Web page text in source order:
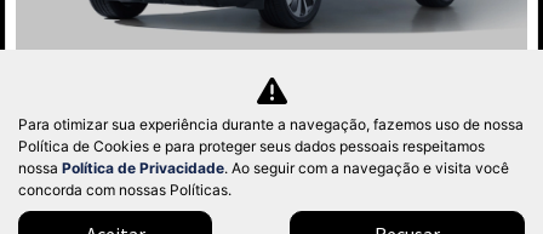
mp
BYD
BYD SONG PLUS PREMIUM 1.5 DM-I TURBO HÍBRIDO AWD
AUTOMÁTICO 2026
Dealer BYD - Nações Unidas
Para otimizar sua experiência durante a navegação, fazemos uso de nossa
Política de Cookies e para proteger seus dados pessoais respeitamos
nossa Política de Privacidade. Ao seguir com a navegação e visita você
concorda com nossas Políticas.